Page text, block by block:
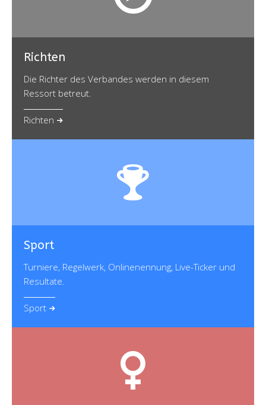
Richten
Die Richter des Verbandes werden in diesem
Ressort betreut.
Richten
Sport
Turniere, Regelwerk, Onlinenennung, Live-Ticker und
Resultate.
Sport